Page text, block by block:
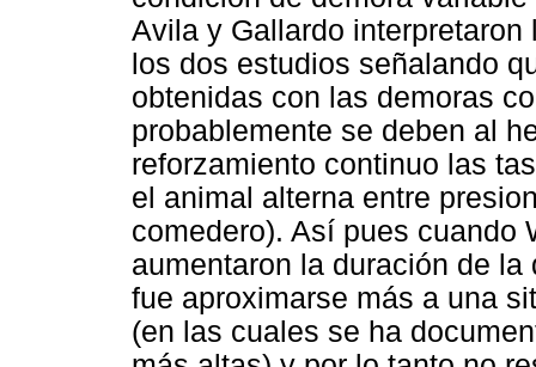
Avila y Gallardo
los dos estudios señalando
obtenidas con las demoras
probablemente se deben al
reforzamiento continuo las
el animal alterna entre
comedero). Así pues cuando
aumentaron la duración de
fue aproximarse más a una
(en las cuales se ha